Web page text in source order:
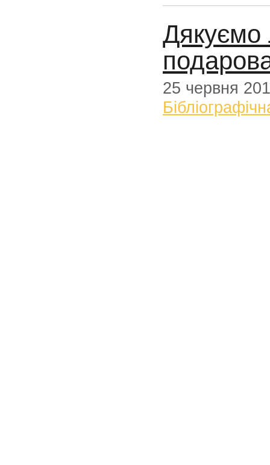
Дякуємо
25 червня